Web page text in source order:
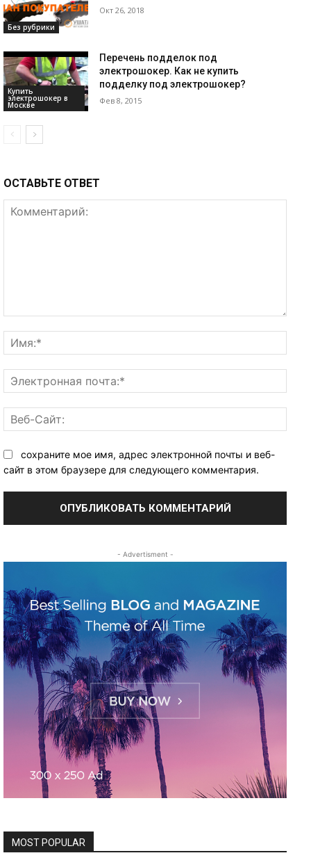
Без рубрики
Окт 26, 2018
Купить
электрошокер в
Москве
Перечень подделок под
электрошокер. Как не купить
подделку под электрошокер?
Фев 8, 2015
ОСТАВЬТЕ ОТВЕТ
Сайт:
сохраните мое имя, адрес электронной почты и веб-
сайт в этом браузере для следующего комментария.
- Advertisment -
MOST POPULAR